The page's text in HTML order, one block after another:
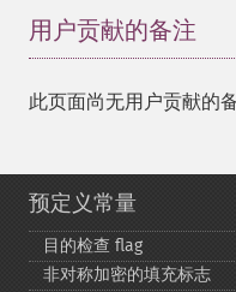
用户贡献的备注
此页面尚无用户贡献的备
预定义常量
目的检查 flag
非对称加密的填充标志